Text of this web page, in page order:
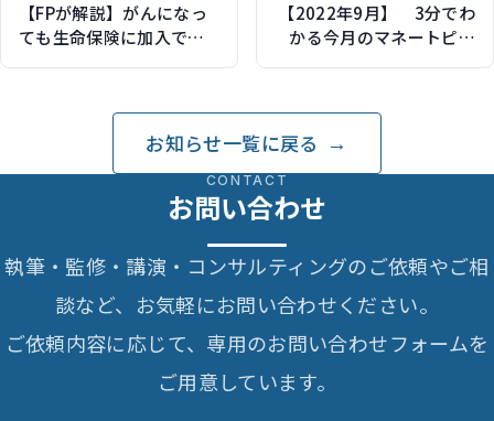
【FPが解説】がんになっ
ても生命保険に加入でき
る？がん経験者の生命保
イフィで記事監修）
【2022年9月】 3分でわ
かる今月のマネートピッ
ク
お知らせ一覧に戻る
CONTACT
お問い合わせ
執筆・監修・講演・コンサルティングのご依頼やご相
談など、お気軽にお問い合わせください。
ご依頼内容に応じて、専用のお問い合わせフォームを
ご用意しています。